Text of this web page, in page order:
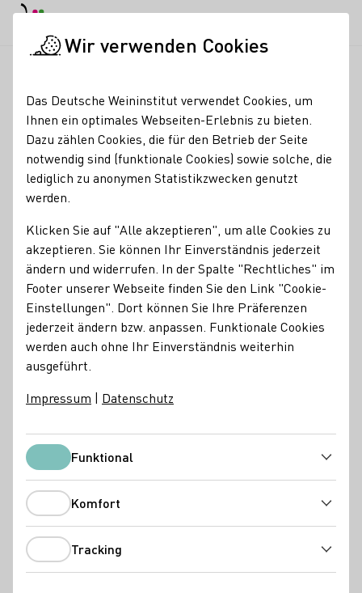
Weine aus deutschen
Regionen mit starkem
Frühjahrsauftritt in
04.06.24
Mit der Riesling & Co. China Roadshow 2024 und den
Erstbeteiligungen auf der Prowine Tokyo und Prowine
Singapur präsentierte sich die deutsche Weinwirtschaft
erfolgreich in Asien und setzte vielversprechende Impulse
für die Weiterentwicklung des asiatischen Weinmarkts.
Pressemeldungen
Wir verwenden Cookies
Das Deutsche Weininstitut verwendet Cookies, um
Ihnen ein optimales Webseiten-Erlebnis zu bieten.
Dazu zählen Cookies, die für den Betrieb der Seite
notwendig sind (funktionale Cookies) sowie solche, die
lediglich zu anonymen Statistikzwecken genutzt
werden.
Klicken Sie auf "Alle akzeptieren", um alle Cookies zu
akzeptieren. Sie können Ihr Einverständnis jederzeit
ändern und widerrufen. In der Spalte "Rechtliches" im
Footer unserer Webseite finden Sie den Link "Cookie-
Einstellungen". Dort können Sie Ihre Präferenzen
jederzeit ändern bzw. anpassen. Funktionale Cookies
werden auch ohne Ihr Einverständnis weiterhin
ausgeführt.
Impressum | Datenschutz
FunktionalFunktional
Komfort
Tracking